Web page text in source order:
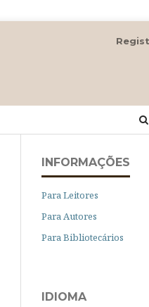
INFORMAÇÕES
Para Leitores
Para Autores
Para Bibliotecários
IDIOMA